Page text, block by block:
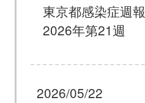
東京都感染症週報
2026年第21週
2026/05/22